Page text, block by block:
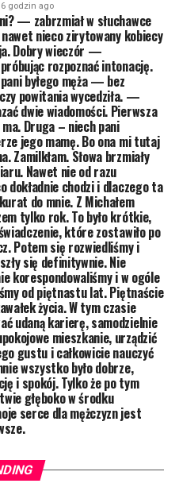
6 godzin ago
— zabrzmiał w słuchawce
nieco zirytowany kobiecy
Dobry wieczór —
rozpoznać intonację.
byłego męża — bez
powitania wycedziła. —
dwie wiadomości. Pierwsza
Druga – niech pani
jego mamę. Bo ona mi tutaj
Zamilkłam. Słowa brzmiały
Nawet nie od razu
dokładnie chodzi i dlaczego ta
do mnie. Z Michałem
tylko rok. To było krótkie,
które zostawiło po
Potem się rozwiedliśmy i
się definitywnie. Nie
korespondowaliśmy i w ogóle
od piętnastu lat. Piętnaście
życia. W tym czasie
udaną karierę, samodzielnie
mieszkanie, urządzić
gustu i całkowicie nauczyć
wszystko było dobrze,
i spokój. Tylko że po tym
głęboko w środku
serce dla mężczyzn jest